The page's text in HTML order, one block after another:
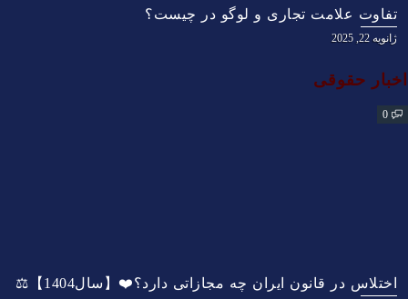
تفاوت علامت تجاری و لوگو در چیست؟
ژانویه 22, 2025
اخبار حقوقی
0
اختلاس در قانون ایران چه مجازاتی دارد؟❤️【سال1404】⚖️